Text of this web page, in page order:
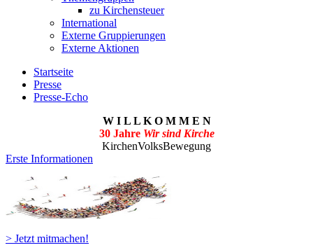
zu Kirchensteuer
International
Externe Gruppierungen
Externe Aktionen
Startseite
Presse
Presse-Echo
W I L L K O M M E N
30 Jahre Wir sind Kirche
KirchenVolksBewegung
Erste Informationen
> Jetzt mitmachen!